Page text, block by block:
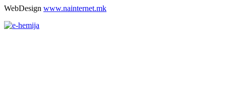
WebDesign www.nainternet.mk